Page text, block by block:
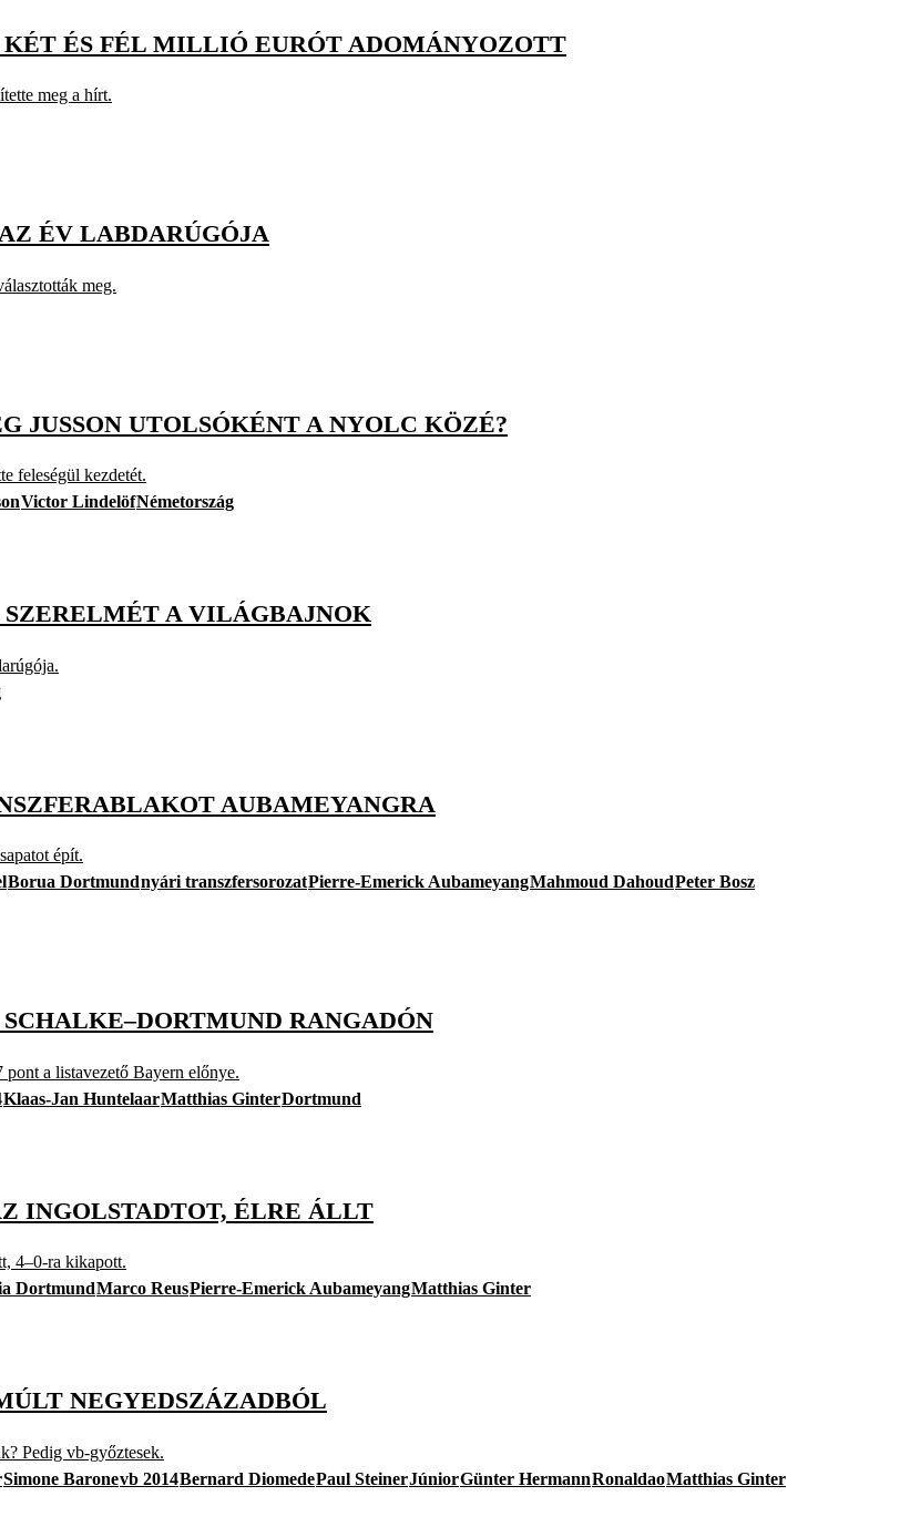
ÉS FÉL MILLIÓ EURÓT ADOMÁNYOZOTT
meg a hírt.
ÉV LABDARÚGÓJA
meg.
JUSSON UTOLSÓKÉNT A NYOLC KÖZÉ?
feleségül kezdetét.
Victor LindelöfNémetország
A VILÁGBAJNOK
AUBAMEYANGRA
épít.
Borua Dortmundnyári transzfersorozatPierre-Emerick AubameyangMahmoud DahoudPeter Bosz
RANGADÓN
a listavezető Bayern előnye.
Klaas-Jan HuntelaarMatthias GinterDortmund
INGOLSTADTOT, ÉLRE ÁLLT
4–0-ra kikapott.
DortmundMarco ReusPierre-Emerick AubameyangMatthias Ginter
NEGYEDSZÁZADBÓL
Pedig vb-győztesek.
Simone Baronevb 2014Bernard DiomedePaul SteinerJúniorGünter HermannRonaldaoMatthias Ginter